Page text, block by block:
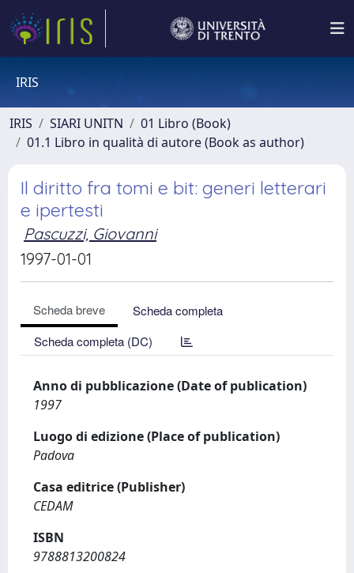
IRIS
IRIS SIARI UNITN
01 Libro (Book)
01.1 Libro in qualità di autore (Book as author)
Il diritto fra tomi e bit: generi letterari
e ipertesti
Pascuzzi, Giovanni
1997-01-01
Scheda breve
Scheda completa
Scheda completa (DC)
Anno di pubblicazione (Date of publication)
1997
Luogo di edizione (Place of publication)
Padova
Casa editrice (Publisher)
CEDAM
ISBN
9788813200824